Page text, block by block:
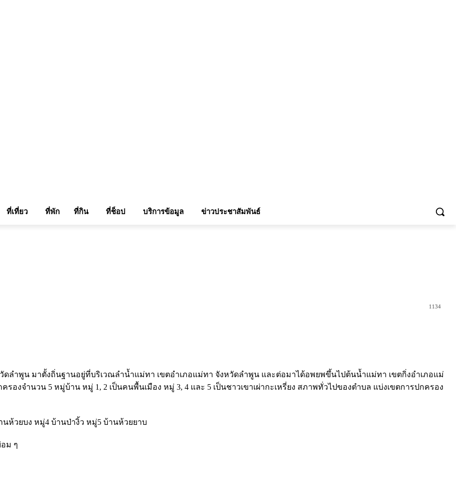
ที่เที่ยว ที่พัก ที่กิน ที่ช็อป บริการข้อมูล ข่าวประชาสัมพันธ์
1134
ลำพูน มาตั้งถิ่นฐานอยู่ที่บริเวณลำน้ำแม่ทา เขตอำเภอแม่ทา จังหวัดลำพูน และต่อมาได้อพยพขึ้นไปต้นน้ำแม่ทา เขตกิ่งอำเภอแม่
องจำนวน 5 หมู่บ้าน หมู่ 1, 2 เป็นคนพื้นเมือง หมู่ 3, 4 และ 5 เป็นชาวเขาเผ่ากะเหรี่ยง สภาพทั่วไปของตำบล แบ่งเขตการปกครอง
ห้วยบง หมู่4 บ้านป่างิ้ว หมู่5 บ้านห้วยยาบ
ม ๆ